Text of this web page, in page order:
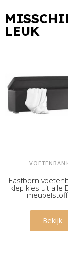
LEUK
Eastborn
klep kies uit alle
€ 550,00
Bekijk